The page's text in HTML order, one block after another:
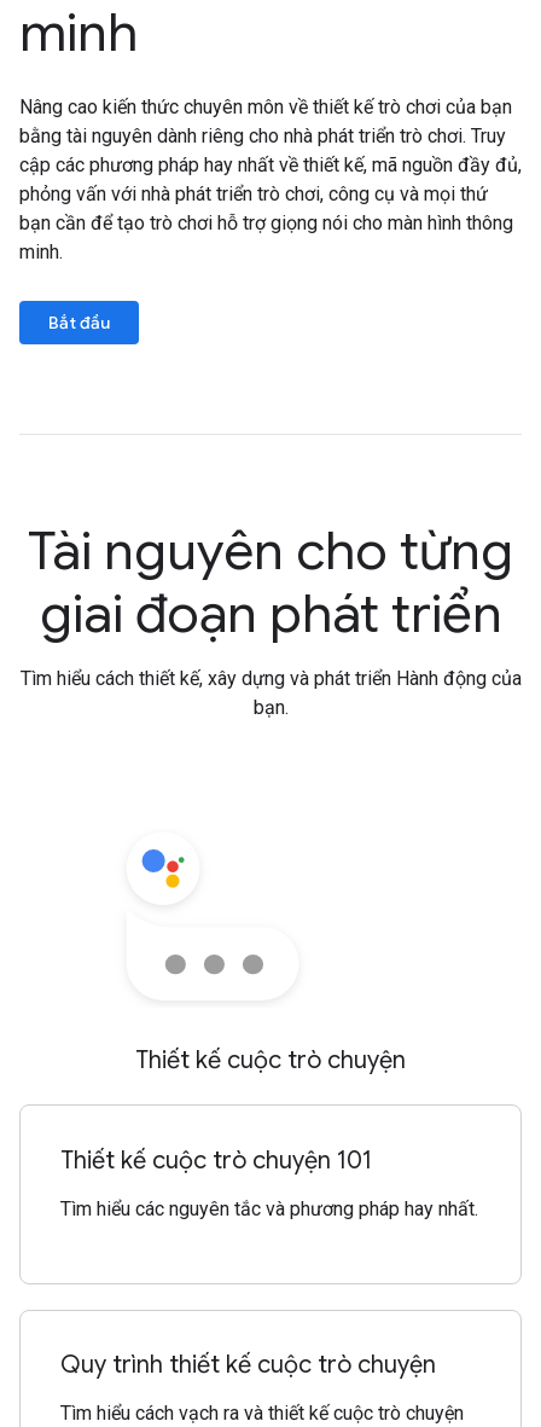
minh
Nâng cao kiến thức chuyên môn về thiết kế trò chơi của bạn
bằng tài nguyên dành riêng cho nhà phát triển trò chơi. Truy
cập các phương pháp hay nhất về thiết kế, mã nguồn đầy đủ,
phỏng vấn với nhà phát triển trò chơi, công cụ và mọi thứ
bạn cần để tạo trò chơi hỗ trợ giọng nói cho màn hình thông
minh.
Bắt đầu
Tài nguyên cho từng
giai đoạn phát triển
Tìm hiểu cách thiết kế, xây dựng và phát triển Hành động của
bạn.
Thiết kế cuộc trò chuyện
Thiết kế cuộc trò chuyện 101
Tìm hiểu các nguyên tắc và phương pháp hay nhất.
Quy trình thiết kế cuộc trò chuyện
Tìm hiểu cách vạch ra và thiết kế cuộc trò chuyện